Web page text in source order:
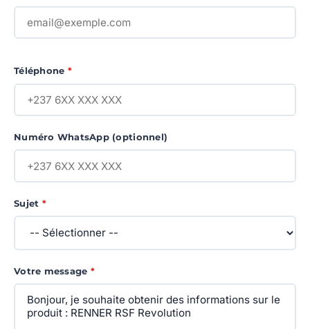
Téléphone *
Numéro WhatsApp (optionnel)
Sujet *
Votre message *